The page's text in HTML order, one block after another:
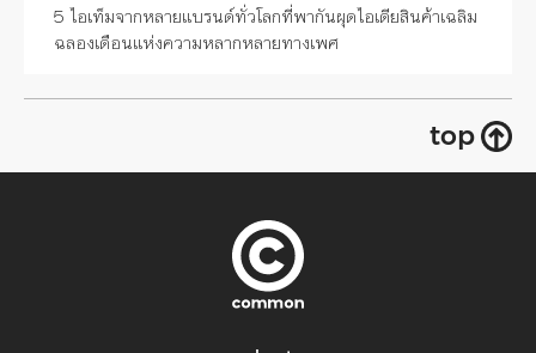
5 ไอเท็มจากหลายแบรนด์ทั่วโลกที่พากันผุดไอเดียสินค้าเฉลิม
ฉลองเดือนแห่งความหลากหลายทางเพศ
top